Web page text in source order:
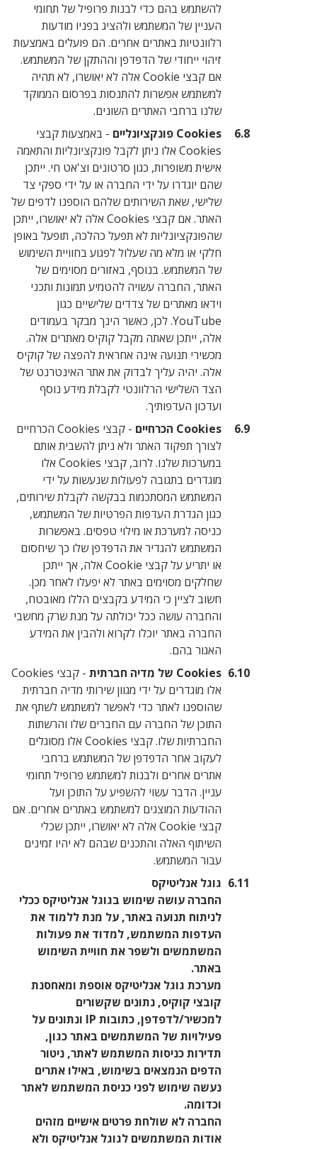
להשתמש בהם כדי לבנות פרופיל של תחומי
העניין של המשתמש ולהציג בפניו מודעות
רלוונטיות באתרים אחרים. הם פועלים באמצעות
זיהוי ייחודי של הדפדפן וההתקן של המשתמש.
אם קבצי Cookie אלה לא יאושרו, לא תהיה
למשתמש אפשרות להתנסות בפרסום הממוקד
שלנו ברחבי האתרים השונים.
- באמצעות קבצי
Cookies אלו ניתן לקבל פונקציונליות והתאמה
אישית משופרות, כגון סרטונים וצ'אט חי. ייתכן
שהם יוגדרו על ידי החברה או על ידי ספקי צד
שלישי, שאת השירותים שלהם הוספנו לדפים של
האתר. אם קבצי Cookies אלה לא יאושרו, ייתכן
שהפונקציונליות לא תפעל כהלכה, תופעל באופן
חלקי או מלא מה שעלול לפגוע בחוויית השימוש
של המשתמש. בנוסף, באזורים מסוימים של
האתר, החברה עשויה להטמיע תמונות ותכני
וידאו מאתרים של צדדים שלישיים כגון
YouTube. לכן, כאשר הינך מבקר בעמודים
אלה, ייתכן שאתה מקבל קוקיס מאתרים אלה.
מכשירי תנועה אינה אחראית להפצה של קוקיס
אלה. יהיה עליך לבדוק את אתר האינטרנט של
הצד השלישי הרלוונטי לקבלת מידע נוסף
- קבצי Cookies הכרחיים
לצורך תפקוד האתר ולא ניתן להשבית אותם
במערכות שלנו. לרוב, קבצי Cookies אלו
מוגדרים בתגובה לפעולות שנעשות על ידי
המשתמש המסתכמות בבקשה לקבלת שירותים,
כגון הגדרת העדפות הפרטיות של המשתמש,
כניסה למערכת או מילוי טפסים. באפשרות
המשתמש להגדיר את הדפדפן שלו כך שיחסום
או יתריע על קבצי Cookie אלה, אך ייתכן
שחלקים מסוימים באתר לא יפעלו לאחר מכן.
חשוב לציין כי המידע בקבצים הללו מאובטח,
והחברה עושה ככל יכולתה על מנת שרק מחשבי
החברה באתר יוכלו לקרוא ולהבין את המידע
- קבצי Cookies
אלו מוגדרים על ידי מגוון שירותי מדיה חברתית
שהוספנו לאתר כדי לאפשר למשתמש לשתף את
התוכן של החברה עם החברים שלו והרשתות
החברתיות שלו. קבצי Cookies אלו מסוגלים
לעקוב אחר הדפדפן של המשתמש ברחבי
אתרים אחרים ולבנות למשתמש פרופיל תחומי
עניין. הדבר עשוי להשפיע על התוכן ועל
ההודעות המוצגים למשתמש באתרים אחרים. אם
קבצי Cookie אלה לא יאושרו, ייתכן שכלי
השיתוף האלה והתכנים שבהם לא יהיו זמינים
גוגל אנליטיקס
החברה עושה שימוש בגוגל אנליטיקס ככלי
לניתוח תנועה באתר, על מנת ללמוד את
העדפות המשתמש, למדוד את פעולות
המשתמשים ולשפר את חוויית השימוש
מערכת גוגל אנליטיקס אוספת ומאחסנת
קובצי קוקיס, נתונים שקשורים
למכשיר/לדפדפן, כתובות IP ונתונים על
פעילויות של המשתמשים באתר כגון,
תדירות כניסות המשתמש לאתר, ניטור
הדפים הנמצאים בשימוש, באילו אתרים
נעשה שימוש לפני כניסת המשתמש לאתר
החברה לא שולחת פרטים אישיים מזהים
אודות המשתמשים לגוגל אנליטיקס ולא